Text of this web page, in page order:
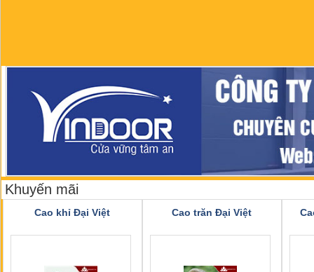
Khuyến mãi
Cao khỉ Đại Việt Cao trăn Đại Việt